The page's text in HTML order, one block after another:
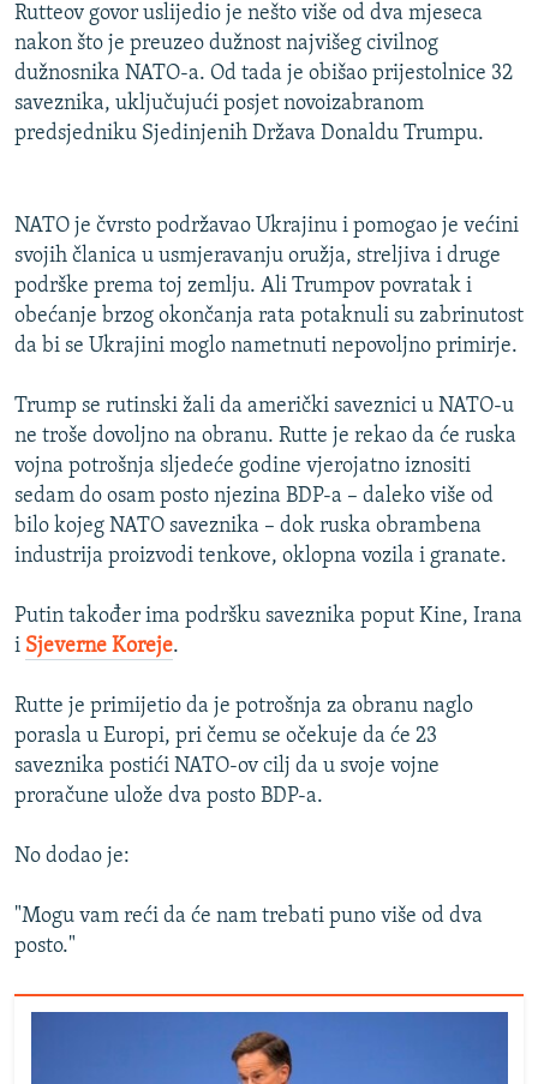
Rutteov govor uslijedio je nešto više od dva mjeseca
nakon što je preuzeo dužnost najvišeg civilnog
dužnosnika NATO-a. Od tada je obišao prijestolnice 32
saveznika, uključujući posjet novoizabranom
predsjedniku Sjedinjenih Država Donaldu Trumpu.
NATO je čvrsto podržavao Ukrajinu i pomogao je većini
svojih članica u usmjeravanju oružja, streljiva i druge
podrške prema toj zemlju. Ali Trumpov povratak i
obećanje brzog okončanja rata potaknuli su zabrinutost
da bi se Ukrajini moglo nametnuti nepovoljno primirje.
Trump se rutinski žali da američki saveznici u NATO-u
ne troše dovoljno na obranu. Rutte je rekao da će ruska
vojna potrošnja sljedeće godine vjerojatno iznositi
sedam do osam posto njezina BDP-a – daleko više od
bilo kojeg NATO saveznika – dok ruska obrambena
industrija proizvodi tenkove, oklopna vozila i granate.
Putin također ima podršku saveznika poput Kine, Irana
i Sjeverne Koreje.
Rutte je primijetio da je potrošnja za obranu naglo
porasla u Europi, pri čemu se očekuje da će 23
saveznika postići NATO-ov cilj da u svoje vojne
proračune ulože dva posto BDP-a.
No dodao je:
"Mogu vam reći da će nam trebati puno više od dva
posto."